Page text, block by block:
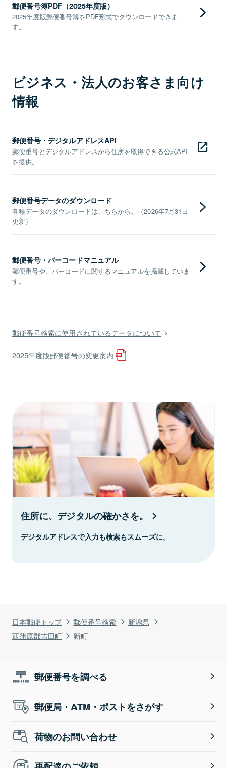
日本郵便トップ 郵便番号検索
新潟県
西蒲原郡吉田町
新町
郵便番号簿PDF（2025年度版）
2025年度版郵便番号簿をPDF形式でダウンロードできま
す。
ビジネス・法人のお客さま向け
情報
郵便番号・デジタルアドレスAPI
郵便番号とデジタルアドレスから住所を取得できる公式API
を提供。
郵便番号データのダウンロード
各種データのダウンロードはこちらから。（2026年7月31日
更新）
郵便番号・バーコードマニュアル
郵便番号や、バーコードに関するマニュアルを掲載していま
す。
郵便番号検索に使用されているデータについて
2025年度版郵便番号の変更案内
住所に、デジタルの確かさを。
デジタルアドレスで入力も検索もスムーズに。
郵便番号を調べる
郵便局・ATM・ポストをさがす
荷物のお問い合わせ